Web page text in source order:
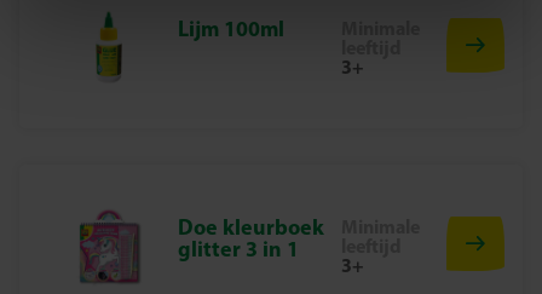
Kinderschaar geschikt voor links- en rechtshandigen
Waarom kiezen voor SES Creative?
duurzaam speelgoed dat met trots in Nederland wordt
ontworpen en geproduceerd.
Vouw vandaag nog je eerste dier!
Lijm 100ml
3+
Doe kleurboek
glitter 3 in 1
3+